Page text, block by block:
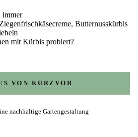
immer
Butternusskürbis
mit Kürbis probiert?
VON KURZVOR
nachhaltige Gartengestaltung